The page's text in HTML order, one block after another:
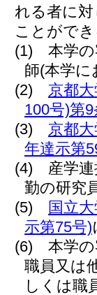
れる者に
ことがで
(1)
本学
師(本学に
(2)
京都
100号)第9
(3)
京都
年達示第
(4)
産学
勤の研究
(5)
国立
示第75号)
(6)
本学
職員又は
しくは職